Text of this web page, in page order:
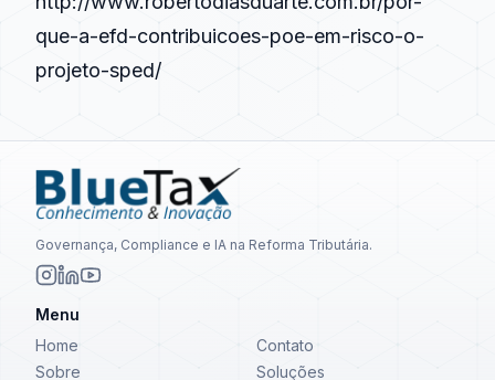
que-a-efd-contribuicoes-poe-em-risco-o-
projeto-sped/
Governança, Compliance e IA na Reforma Tributária.
Menu
Home
Contato
Sobre
Soluções